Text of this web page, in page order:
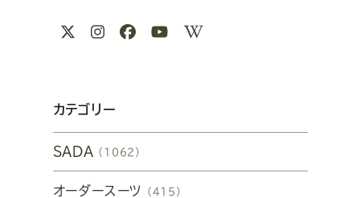
連
Instagram
Facebook
Youtube
Wikipedia
カテゴリー
SADA （1062）
オーダースーツ （415）